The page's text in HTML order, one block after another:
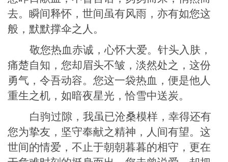
去。瞬间释怀，世间虽有风雨，亦有如您这
般，默默撑伞之人。
敬您热血赤诚，心怀大爱。针头入肤，
痛楚自知， 您却眉头不皱， 淡然处之， 这份
勇气，令吾动容。 您这一袋热血，便是他人
重生之机， 如暗夜星光，恰雪中送炭。
白驹过隙，我虽已沧桑模样，幸得还有
您为挚友 ，坚守奉献之精神 ，人间有望。这
世间的情爱，不止于朝朝暮暮的相守，更在